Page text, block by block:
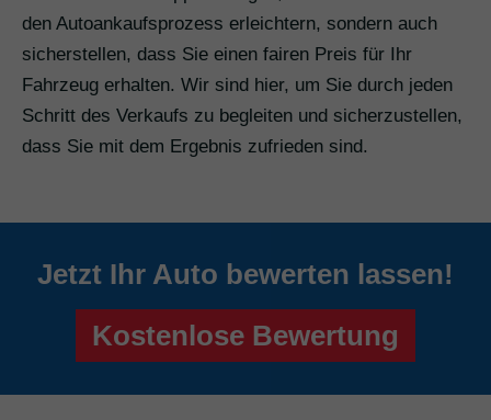
den Autoankaufsprozess erleichtern, sondern auch
sicherstellen, dass Sie einen fairen Preis für Ihr
Fahrzeug erhalten. Wir sind hier, um Sie durch jeden
Schritt des Verkaufs zu begleiten und sicherzustellen,
dass Sie mit dem Ergebnis zufrieden sind.
Jetzt Ihr Auto bewerten lassen!
Kostenlose Bewertung